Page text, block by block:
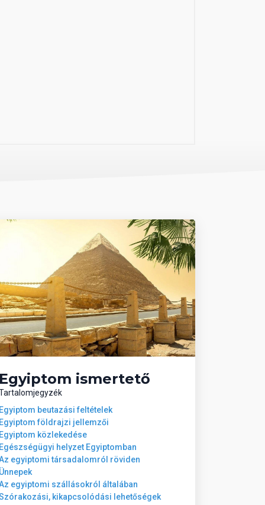
ismertető
beutazási feltételek
földrajzi jellemzői
közlekedése
helyzet Egyiptomban
egyiptomi társadalomról röviden
egyiptomi szállásokról általában
kikapcsolódási lehetőségek